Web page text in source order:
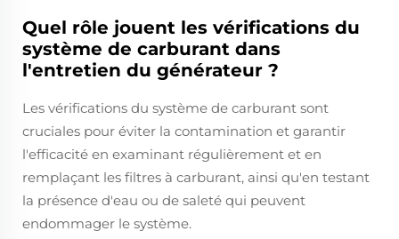
Quel rôle jouent les vérifications du
système de carburant dans
l'entretien du générateur ?
Les vérifications du système de carburant sont
cruciales pour éviter la contamination et garantir
l'efficacité en examinant régulièrement et en
remplaçant les filtres à carburant, ainsi qu'en testant
la présence d'eau ou de saleté qui peuvent
endommager le système.